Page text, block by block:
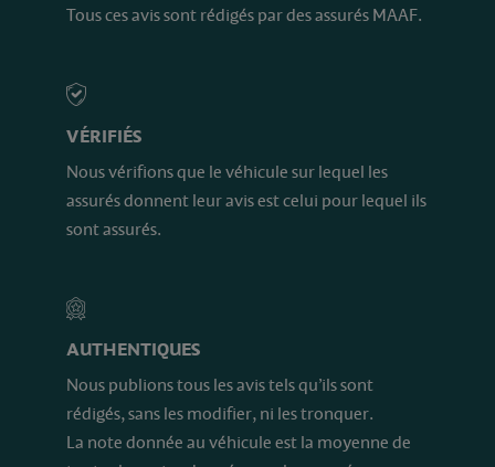
Tous ces avis sont rédigés par des assurés MAAF.
VÉRIFIÉS
Nous vérifions que le véhicule sur lequel les
assurés donnent leur avis est celui pour lequel ils
sont assurés.
AUTHENTIQUES
Nous publions tous les avis tels qu’ils sont
rédigés, sans les modifier, ni les tronquer.
La note donnée au véhicule est la moyenne de